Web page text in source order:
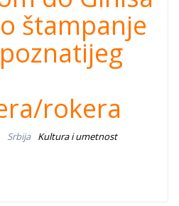
štampanje
rokera
Srbija Kultura i umetnost